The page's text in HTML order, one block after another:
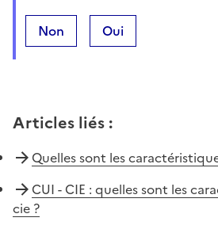
Non Oui
Articles liés :
Quelles sont les
CUI - CIE : quelles sont les
cie ?